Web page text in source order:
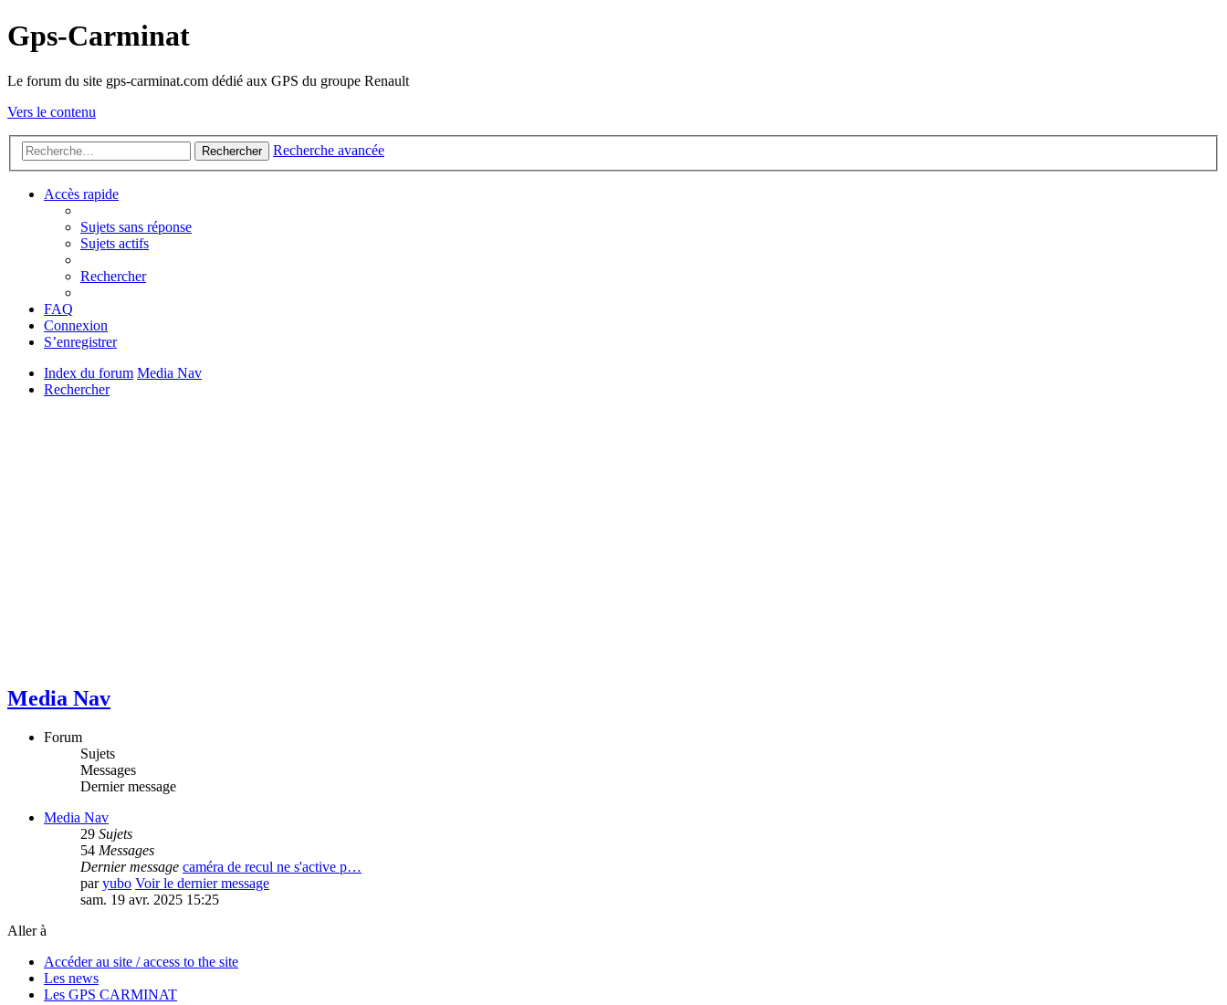
Gps-Carminat
Le forum du site gps-carminat.com dédié aux GPS du groupe Renault
Vers le contenu
Rechercher Recherche avancée
Accès rapide
Sujets sans réponse
Sujets actifs
Rechercher
FAQ
Connexion
S’enregistrer
Index du forum Media Nav
Rechercher
Media Nav
Forum
Sujets
Messages
Dernier message
Media Nav
29 Sujets
54 Messages
Dernier message caméra de recul ne s'active p…
paryubo Voir le dernier message
sam. 19 avr. 2025 15:25
Aller à
Accéder au site / access to the site
Les news
Les GPS CARMINAT